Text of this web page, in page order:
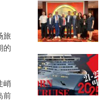
旅
的
峭
前